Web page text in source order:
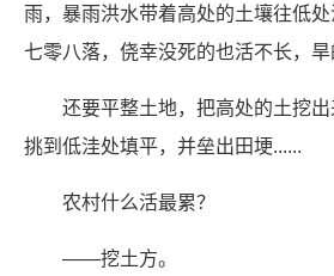
雨，暴雨洪水带着高处的土壤往低
七零八落，侥幸没死的也活不长，旱
还要平整土地，把高处的土挖
挑到低洼处填平，并垒出田埂......
农村什么活最累？
——挖土方。